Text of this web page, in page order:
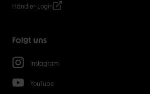
Händler-Login
Folgt uns
Instagram
YouTube